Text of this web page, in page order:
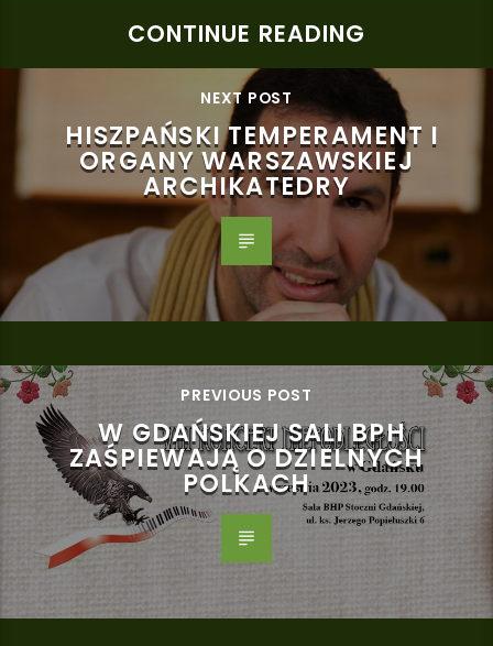
CONTINUE READING
NEXT POST
HISZPAŃSKI TEMPERAMENT I
ORGANY WARSZAWSKIEJ
ARCHIKATEDRY
PREVIOUS POST
W GDAŃSKIEJ SALI BPH
ZAŚPIEWAJĄ O DZIELNYCH
POLKACH